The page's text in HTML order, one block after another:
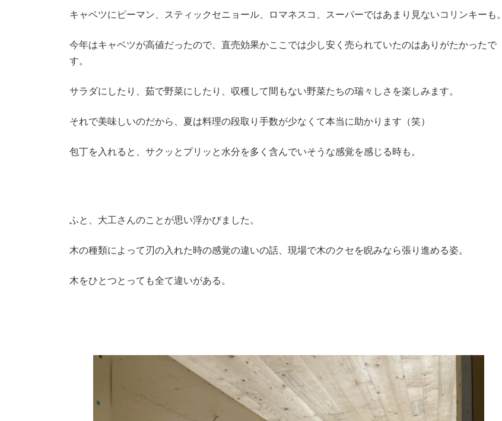
キャベツにピーマン、スティックセニョール、ロマネスコ、スーパーではあまり見ないコリンキーも。
今年はキャベツが高値だったので、直売効果かここでは少し安く売られていたのはありがたかったで
す。
サラダにしたり、茹で野菜にしたり、収穫して間もない野菜たちの瑞々しさを楽しみます。
それで美味しいのだから、夏は料理の段取り手数が少なくて本当に助かります（笑）
包丁を入れると、サクッとプリッと水分を多く含んでいそうな感覚を感じる時も。
ふと、大工さんのことが思い浮かびました。
木の種類によって刃の入れた時の感覚の違いの話、現場で木のクセを睨みなら張り進める姿。
木をひとつとっても全て違いがある。